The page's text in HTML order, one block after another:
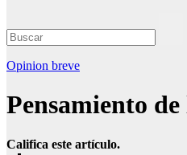
Opinion breve
Pensamiento de
Califica este artículo.